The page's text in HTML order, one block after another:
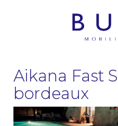
Aikana Fast
bordeaux